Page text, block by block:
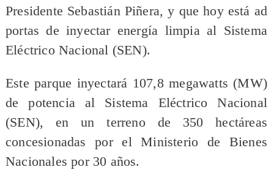
Presidente Sebastián Piñera, y que hoy está ad
portas de inyectar energía limpia al Sistema
Eléctrico Nacional (SEN).
Este parque inyectará 107,8 megawatts (MW)
de potencia al Sistema Eléctrico Nacional
(SEN), en un terreno de 350 hectáreas
concesionadas por el Ministerio de Bienes
Nacionales por 30 años.